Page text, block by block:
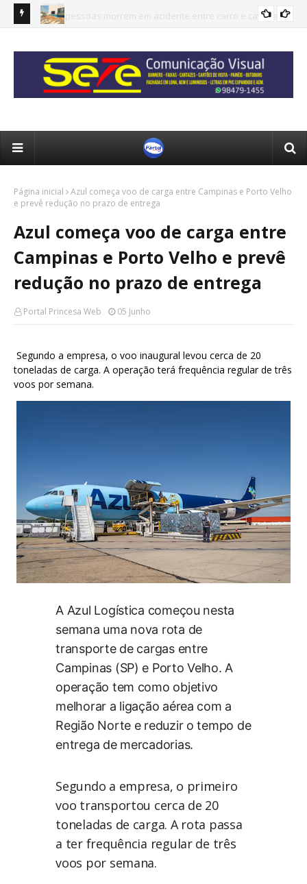
PM na zona rural de Rolim de Moura
Página inicial
Azul começa voo de carga entre Campinas e Porto Velho
e prevê redução no prazo de entrega
Azul começa voo de carga entre
Campinas e Porto Velho e prevê
redução no prazo de entrega
Portal Princesa Web 05 Junho
Segundo a empresa, o voo inaugural levou cerca de 20
toneladas de carga. A operação terá frequência regular de três
voos por semana.
A Azul Logística começou nesta
semana uma nova rota de
transporte de cargas entre
Campinas (SP) e Porto Velho. A
operação tem como objetivo
melhorar a ligação aérea com a
Região Norte e reduzir o tempo de
entrega de mercadorias.
Segundo a empresa, o primeiro
voo transportou cerca de 20
toneladas de carga. A rota passa
a ter frequência regular de três
voos por semana.